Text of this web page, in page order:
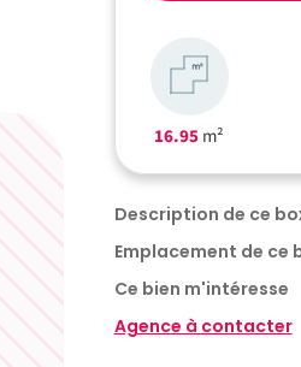
16.95m²
Emplacement de ce
Ce bien m'intéresse
Agence à contacter